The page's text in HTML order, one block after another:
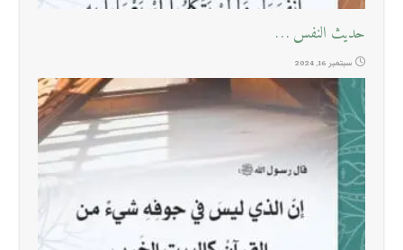
حديث النفس …
سبتمبر 16, 2024